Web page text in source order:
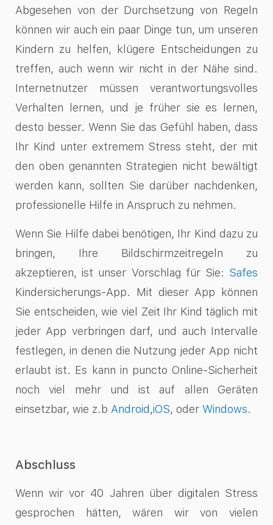
Abgesehen von der Durchsetzung von Regeln
können wir auch ein paar Dinge tun, um unseren
Kindern zu helfen, klügere Entscheidungen zu
treffen, auch wenn wir nicht in der Nähe sind.
Internetnutzer müssen verantwortungsvolles
Verhalten lernen, und je früher sie es lernen,
desto besser. Wenn Sie das Gefühl haben, dass
Ihr Kind unter extremem Stress steht, der mit
den oben genannten Strategien nicht bewältigt
werden kann, sollten Sie darüber nachdenken,
professionelle Hilfe in Anspruch zu nehmen.
Wenn Sie Hilfe dabei benötigen, Ihr Kind dazu zu
bringen, Ihre Bildschirmzeitregeln zu
akzeptieren, ist unser Vorschlag für Sie: Safes
Kindersicherungs-App. Mit dieser App können
Sie entscheiden, wie viel Zeit Ihr Kind täglich mit
jeder App verbringen darf, und auch Intervalle
festlegen, in denen die Nutzung jeder App nicht
erlaubt ist. Es kann in puncto Online-Sicherheit
noch viel mehr und ist auf allen Geräten
einsetzbar, wie z.b Android,iOS, oder Windows.
Abschluss
Wenn wir vor 40 Jahren über digitalen Stress
gesprochen hätten, wären wir von vielen